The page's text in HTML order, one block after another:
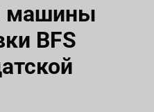
машины
BFS